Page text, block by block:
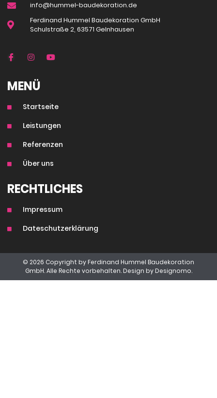
info@hummel-baudekoration.de
Ferdinand Hummel Baudekoration GmbH
Schulstraße 2, 63571 Gelnhausen
MENÜ
Startseite
Leistungen
Referenzen
Über uns
RECHTLICHES
Impressum
Dateschutzerklärung
© 2026 Copyright by Ferdinand Hummel Baudekoration
GmbH. Alle Rechte vorbehalten. Design byDesignomo.